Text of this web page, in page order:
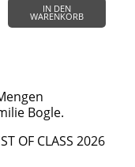
IN DEN
WARENKORB
Bogle.
OF CLASS 2026